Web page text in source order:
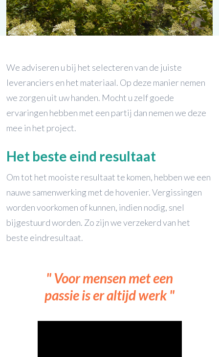
We adviseren u bij het selecteren van de juiste
leveranciers en het materiaal. Op deze manier nemen
we zorgen uit uw handen. Mocht u zelf goede
ervaringen hebben met een partij dan nemen we deze
mee in het project.
Het beste eind resultaat
Om tot het mooiste resultaat te komen, hebben we een
nauwe samenwerking met de hovenier. Vergissingen
worden voorkomen of kunnen, indien nodig, snel
bijgestuurd worden. Zo zijn we verzekerd van het
beste eindresultaat.
Voor mensen met een
passie is er altijd werk